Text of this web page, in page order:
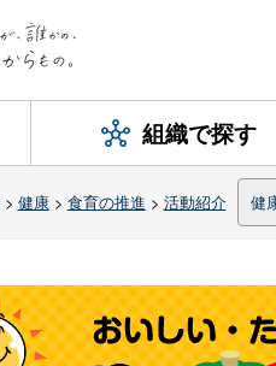
組織で探す
> 健康> 食育の推進 > 活動紹介 健